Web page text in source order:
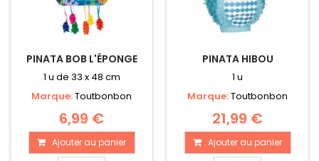
PINATA BOB L'ÉPONGE
1 u de 33 x 48 cm
Marque:Toutbonbon
6,99 €
Ajouter au panier
PINATA HIBOU
1 u
Marque:Toutbonbon
21,99 €
Ajouter au panier